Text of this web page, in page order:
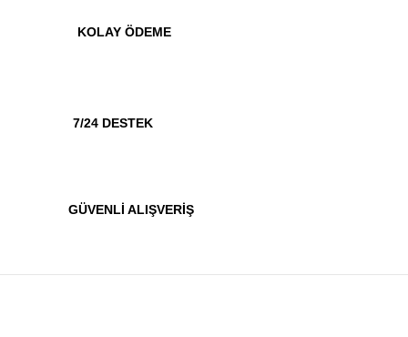
KOLAY ÖDEME
7/24 DESTEK
GÜVENLİ ALIŞVERİŞ